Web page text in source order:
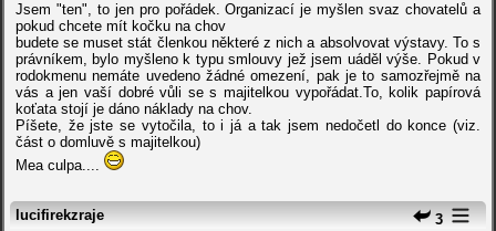
Jsem "ten", to jen pro pořádek. Organizací je myšlen svaz chovatelů a
pokud chcete mít kočku na chov
budete se muset stát členkou některé z nich a absolvovat výstavy. To s
právníkem, bylo myšleno k typu smlouvy jež jsem uáděl výše. Pokud v
rodokmenu nemáte uvedeno žádné omezení, pak je to samozřejmě na
vás a jen vaší dobré vůli se s majitelkou vypořádat.To, kolik papírová
koťata stojí je dáno náklady na chov.
Píšete, že jste se vytočila, to i já a tak jsem nedočetl do konce (viz.
část o domluvě s majitelkou)
Mea culpa....
3
lucifirekzraje